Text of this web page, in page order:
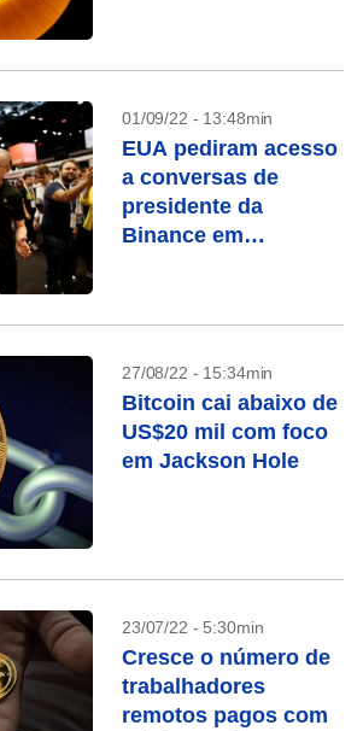
01/09/22 - 13:48min
EUA pediram acesso
a conversas de
presidente da
Binance em
27/08/22 - 15:34min
Bitcoin cai abaixo de
US$20 mil com foco
em Jackson Hole
23/07/22 - 5:30min
Cresce o número de
trabalhadores
remotos pagos com